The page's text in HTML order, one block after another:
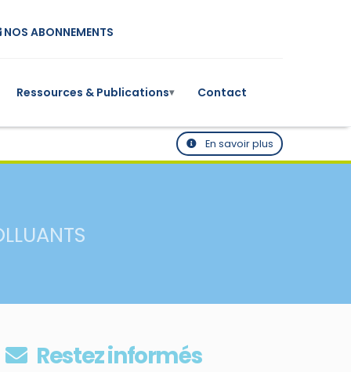
NOS ABONNEMENTS
Ressources & Publications▾ Contact
En savoir plus
Restez informés